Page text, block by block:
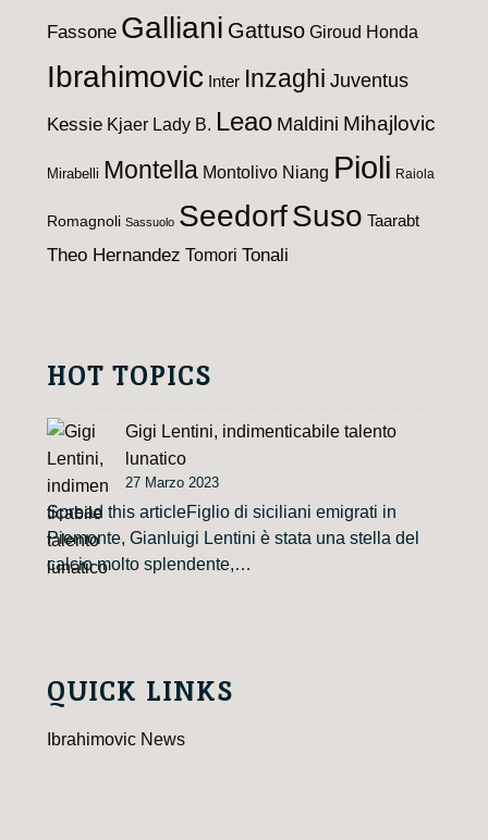
Fassone Galliani Gattuso Giroud Honda
Ibrahimovic Inter Inzaghi Juventus
Kessie Kjaer Lady B. Leao Maldini Mihajlovic
Mirabelli Montella Montolivo Niang Pioli Raiola
Romagnoli Sassuolo SeedorfSuso Taarabt
Theo Hernandez Tomori Tonali
HOT TOPICS
Gigi Lentini, indimenticabile talento
lunatico
27 Marzo 2023
Spread this articleFiglio di siciliani emigrati in
Piemonte, Gianluigi Lentini è stata una stella del
calcio molto splendente,…
QUICK LINKS
Ibrahimovic News